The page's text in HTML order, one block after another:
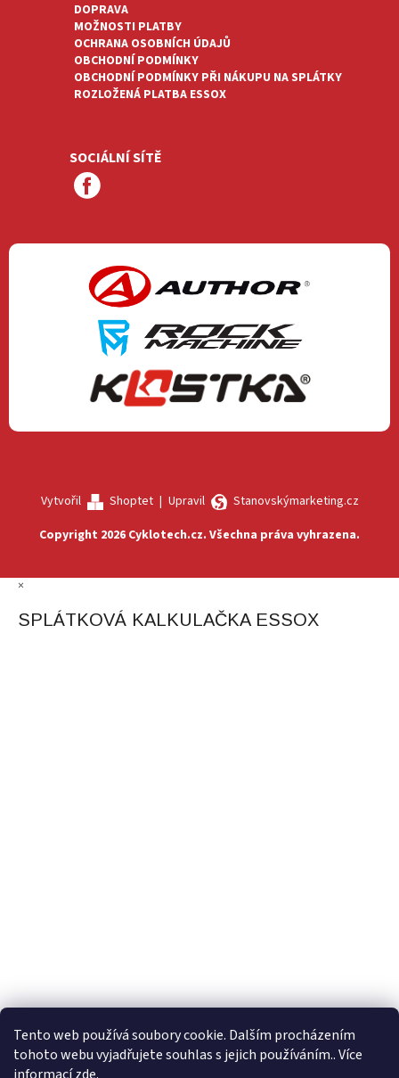
Tento web používá soubory cookie. Dalším procházením
tohoto webu vyjadřujete souhlas s jejich používáním.. Více
DOPRAVA
MOŽNOSTI PLATBY
OCHRANA OSOBNÍCH ÚDAJŮ
OBCHODNÍ PODMÍNKY
OBCHODNÍ PODMÍNKY PŘI NÁKUPU NA SPLÁTKY
ROZLOŽENÁ PLATBA ESSOX
SOCIÁLNÍ SÍTĚ
Vytvořil Shoptet| Upravil
Stanovskýmarketing.cz
Copyright 2026 Cyklotech.cz. Všechna práva vyhrazena.
×
SPLÁTKOVÁ KALKULAČKA ESSOX